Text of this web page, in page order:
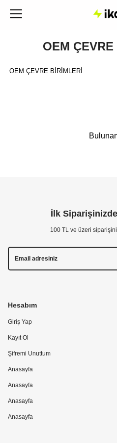
OEM
OEM ÇEVRE BİRİMLERİ
Hesabım
Giriş Yap
Kayıt Ol
Şifremi Unuttum
Anasayfa
Anasayfa
Anasayfa
Anasayfa
İlk
100 TL ve üzeri